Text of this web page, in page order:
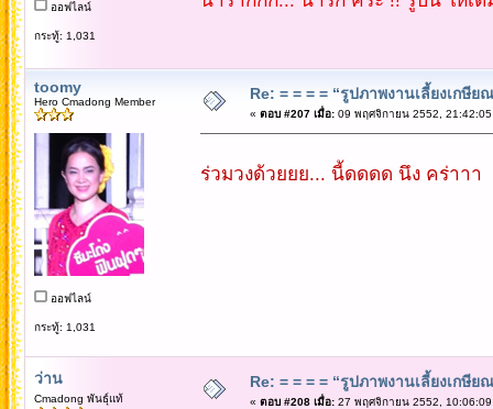
ออฟไลน์
กระทู้: 1,031
toomy
Hero Cmadong Member
ออฟไลน์
กระทู้: 1,031
Re: = = = = “รูปภาพงานเลี้ยงเกษี
« ตอบ #207 เมื่อ:09 พฤศจิกายน 2552, 21:42:05
ร่วมวงด้วยยย... นี้ดดดด นึง คร่าาา
ว่าน
Cmadong พันธุ์แท้
Re: = = = = “รูปภาพงานเลี้ยงเกษี
« ตอบ #208 เมื่อ:27 พฤศจิกายน 2552, 10:06:09